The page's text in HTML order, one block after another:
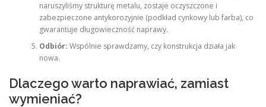
naruszyliśmy strukturę metalu, zostaje oczyszczone i
zabezpieczone antykorozyjnie (podkład cynkowy lub farba), co
gwarantuje długowieczność naprawy.
Odbiór: Wspólnie sprawdzamy, czy konstrukcja działa jak
nowa.
Dlaczego warto naprawiać, zamiast
wymieniać?